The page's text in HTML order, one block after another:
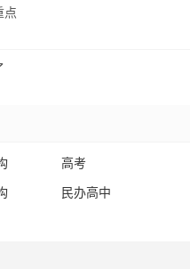
点
高考
民办高中